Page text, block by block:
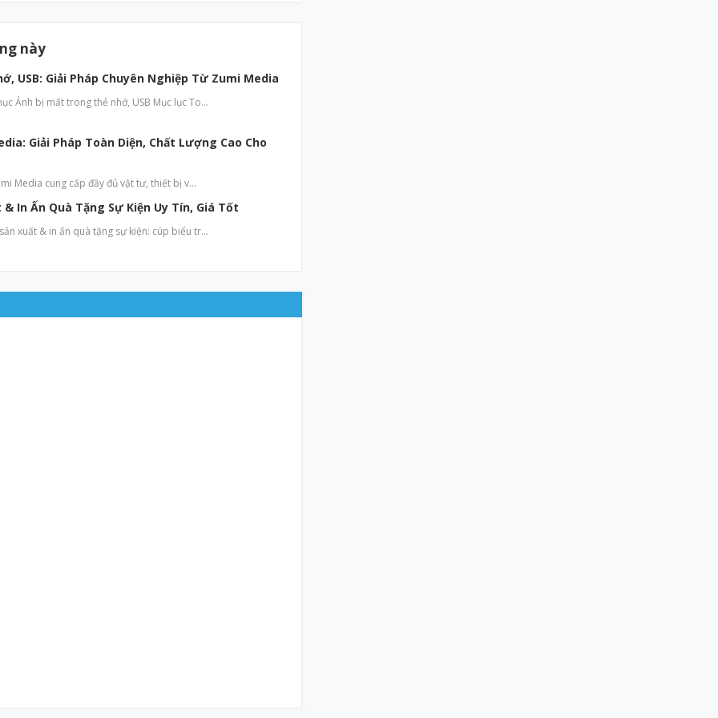
này
USB: Giải Pháp Chuyên Nghiệp Từ Zumi Media
Ảnh bị mất trong thẻ nhớ, USB Mục lục To…
Giải Pháp Toàn Diện, Chất Lượng Cao Cho
Media cung cấp đầy đủ vật tư, thiết bị v…
In Ấn Quà Tặng Sự Kiện Uy Tín, Giá Tốt
xuất & in ấn quà tặng sự kiện: cúp biểu tr…